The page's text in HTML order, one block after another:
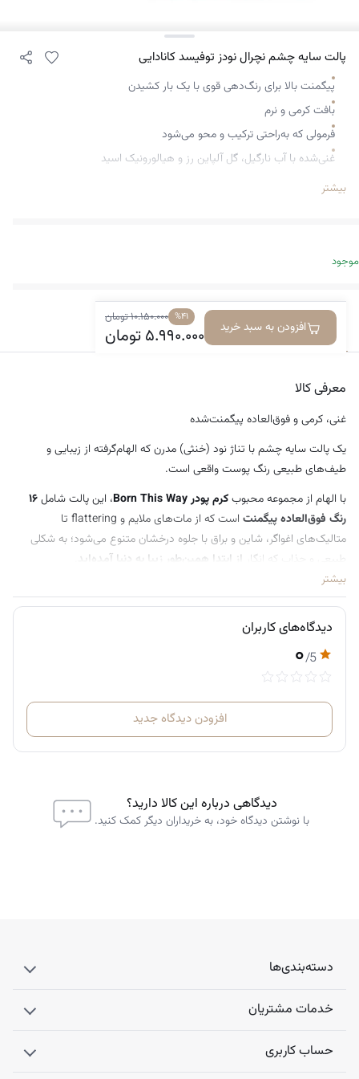
پالت سایه چشم نچرال نودز توفیسد کانادایی
پیگمنت بالا برای رنگ‌دهی قوی با یک بار کشیدن
بافت کرمی و نرم
فرمولی که به‌راحتی ترکیب و محو می‌شود
غنی‌شده با آب نارگیل، گل آلپاین رز و هیالورونیک اسید
غنی، کرمی و فوق‌العاده پیگمنت‌شدهبیشتر
موجود
%۴۱ ۱۰.۱۵۰.۰۰۰تومان
۵.۹۹۰.۰۰۰تومان افزودن به سبد خریدمعرفی کالا دیدگاه‌ها
معرفی کالا
غنی، کرمی و فوق‌العاده پیگمنت‌شده
یک پالت سایه چشم با تناژ نود (خنثی) مدرن که الهام‌گرفته از زیبایی و
طیف‌های طبیعی رنگ پوست واقعی است.
با الهام از مجموعه محبوبکرم پودر Born This Way ، این پالت شامل۱۶
رنگ فوق‌العاده پیگمنت
است که از مات‌های ملایم و flattering تا
متالیک‌های اغواگر، شاین و براق با جلوه درخشان متنوع می‌شود؛ به شکلی
طبیعی و جذاب که انگار از ابتدا همین‌طور زیبا به دنیا آمده‌اید
بیشتر
دیدگاه‌های کاربران
۰/5
افزودن دیدگاه جدید
دیدگاهی درباره این کالا دارید؟
با نوشتن دیدگاه خود، به خریداران دیگر کمک کنید.
دسته‌بندی‌ها
خدمات مشتریان
حساب کاربری